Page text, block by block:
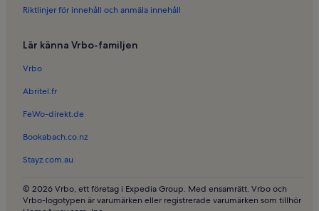
Riktlinjer för innehåll och anmäla innehåll
Lär känna Vrbo-familjen
Vrbo
Abritel.fr
FeWo-direkt.de
Bookabach.co.nz
Stayz.com.au
© 2026 Vrbo, ett företag i Expedia Group. Med ensamrätt. Vrbo och
Vrbo-logotypen är varumärken eller registrerade varumärken som tillhör